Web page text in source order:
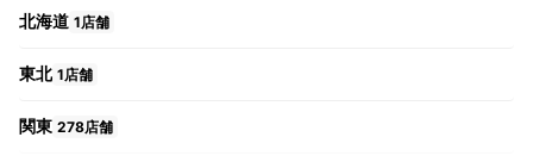
北海道 1店舗
東北 1店舗
関東 278店舗